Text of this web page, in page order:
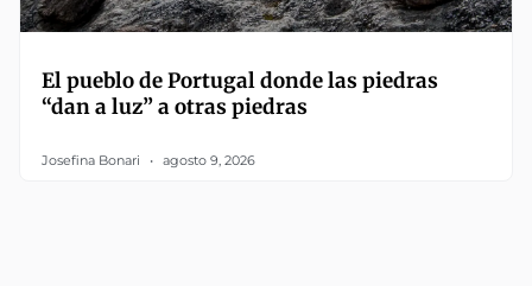
El pueblo de Portugal donde las piedras
“dan a luz” a otras piedras
Josefina Bonari agosto 9, 2026